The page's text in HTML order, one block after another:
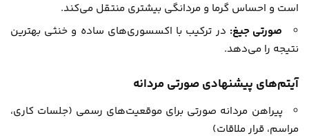
است و احساس گرما و مردانگی بیشتری منتقل می‌کند.
صورتی جیغ: در ترکیب با اکسسوری‌های ساده و خنثی بهترین
نتیجه را می‌دهد.
آیتم‌های پیشنهادی صورتی مردانه
پیراهن مردانه صورتی برای موقعیت‌های رسمی (جلسات کاری،
مراسم، قرار ملاقات)